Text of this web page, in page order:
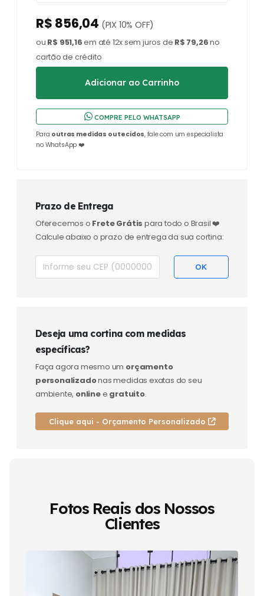
R$ 856,04 (PIX 10% OFF)
ou R$ 951,16em até 12x sem juros de R$ 79,26no
cartão de crédito
COMPRE PELO WHATSAPP
Para outras medidas ou tecidos, fale com um especialista
no WhatsApp ❤️
Prazo de Entrega
Oferecemos o Frete Grátis para todo o Brasil ❤️
Calcule abaixo o prazo de entrega da sua cortina:
Deseja uma cortina com medidas
específicas?
Faça agora mesmo um orçamento
personalizadonas medidas exatas do seu
ambiente, onlinee gratuito.
Clique aqui - Orçamento Personalizado
Fotos Reais dos Nossos
Clientes